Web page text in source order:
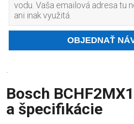
vodu. Vaša emailová adresa tu
ani inak využitá.
.
Bosch
a špecifikácie